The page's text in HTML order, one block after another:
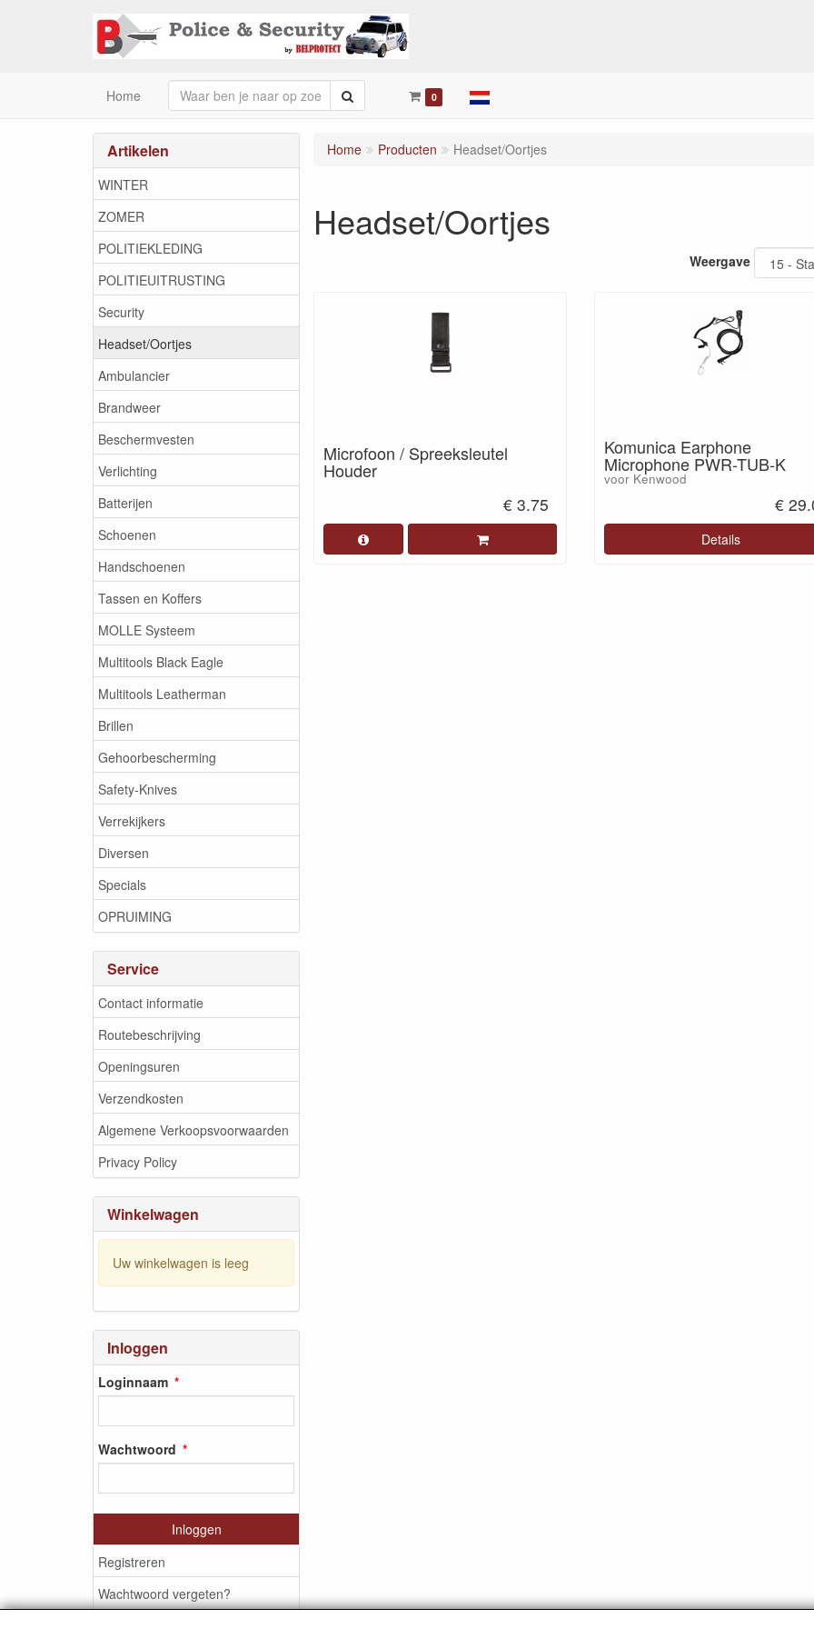
Home 0
Artikelen
WINTER
ZOMER
POLITIEKLEDING
POLITIEUITRUSTING
Security
Headset/Oortjes
Ambulancier
Brandweer
Beschermvesten
Verlichting
Batterijen
Schoenen
Handschoenen
Tassen en Koffers
MOLLE Systeem
Multitools Black Eagle
Multitools Leatherman
Brillen
Gehoorbescherming
Safety-Knives
Verrekijkers
Diversen
Specials
OPRUIMING
Service
Contact informatie
Routebeschrijving
Openingsuren
Verzendkosten
Algemene Verkoopsvoorwaarden
Privacy Policy
Winkelwagen
Uw winkelwagen is leeg
Inloggen
Loginnaam
Wachtwoord
Inloggen
Registreren
Wachtwoord vergeten?
Home Producten Headset/Oortjes
Headset/Oortjes
Weergave
Microfoon / Spreeksleutel
Houder
€ 3.75
Komunica Earphone
Microphone PWR-TUB-K
voor Kenwood
€
Details